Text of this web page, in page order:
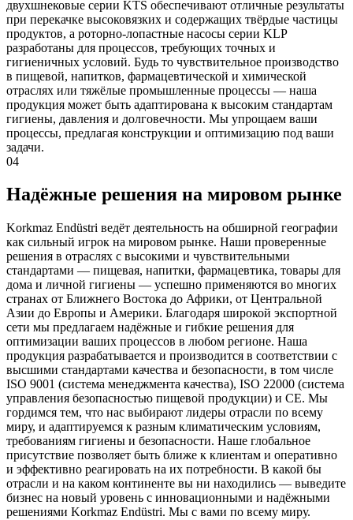
двухшнековые серии KTS обеспечивают отличные результаты
при перекачке высоковязких и содержащих твёрдые частицы
продуктов, а роторно-лопастные насосы серии KLP
разработаны для процессов, требующих точных и
гигиеничных условий. Будь то чувствительное производство
в пищевой, напитков, фармацевтической и химической
отраслях или тяжёлые промышленные процессы — наша
продукция может быть адаптирована к высоким стандартам
гигиены, давления и долговечности. Мы упрощаем ваши
процессы, предлагая конструкции и оптимизацию под ваши
задачи.
04
Надёжные решения на мировом рынке
Korkmaz Endüstri ведёт деятельность на обширной географии
как сильный игрок на мировом рынке. Наши проверенные
решения в отраслях с высокими и чувствительными
стандартами — пищевая, напитки, фармацевтика, товары для
дома и личной гигиены — успешно применяются во многих
странах от Ближнего Востока до Африки, от Центральной
Азии до Европы и Америки. Благодаря широкой экспортной
сети мы предлагаем надёжные и гибкие решения для
оптимизации ваших процессов в любом регионе. Наша
продукция разрабатывается и производится в соответствии с
высшими стандартами качества и безопасности, в том числе
ISO 9001 (система менеджмента качества), ISO 22000 (система
управления безопасностью пищевой продукции) и CE. Мы
гордимся тем, что нас выбирают лидеры отрасли по всему
миру, и адаптируемся к разным климатическим условиям,
требованиям гигиены и безопасности. Наше глобальное
присутствие позволяет быть ближе к клиентам и оперативно
и эффективно реагировать на их потребности. В какой бы
отрасли и на каком континенте вы ни находились — выведите
бизнес на новый уровень с инновационными и надёжными
решениями Korkmaz Endüstri. Мы с вами по всему миру.